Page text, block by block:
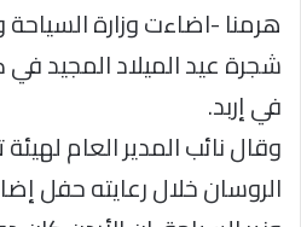
هرمنا -اضاءت وزارة السياحة
شجرة عيد الميلاد المجيد
في إربد.
وقال نائب المدير العام
الروسان خلال رعايته حفل